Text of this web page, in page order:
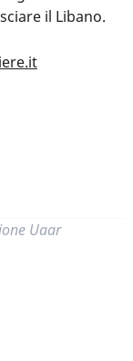
il Libano.
Uaar